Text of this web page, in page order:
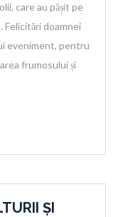
care au pășit pe
doamnei
eveniment, pentru
frumosului și
ȘI